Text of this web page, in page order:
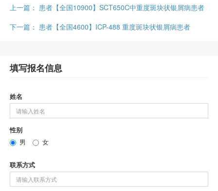
上一篇： 患者【全国10900】SCT650C中重度斑块状银屑病患者
下一篇： 患者【全国4600】ICP-488 重度斑块状银屑病患者
填写报名信息
姓名
性别
男
女
联系方式